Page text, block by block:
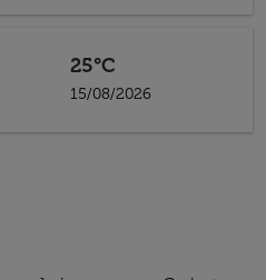
25°C
15/08/2026